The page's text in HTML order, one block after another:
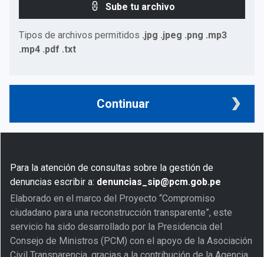
Sube tu archivo
Tipos de archivos permitidos .jpg .jpeg .png .mp3
.mp4 .pdf .txt
Continuar
Para la atención de consultas sobre la gestión de
denuncias escribir a: denuncias_sip@pcm.gob.pe
Elaborado en el marco del Proyecto “Compromiso
ciudadano para una reconstrucción transparente”, este
servicio ha sido desarrollado por la Presidencia del
Consejo de Ministros (PCM) con el apoyo de la Asociación